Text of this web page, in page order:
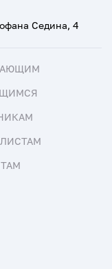
Седина, 4